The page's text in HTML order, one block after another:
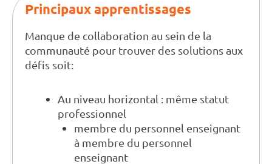
Principaux apprentissages
Manque de collaboration au sein de la
communauté pour trouver des solutions aux
défis soit:
Au niveau horizontal : même statut
professionnel
membre du personnel enseignant
à membre du personnel
enseignant